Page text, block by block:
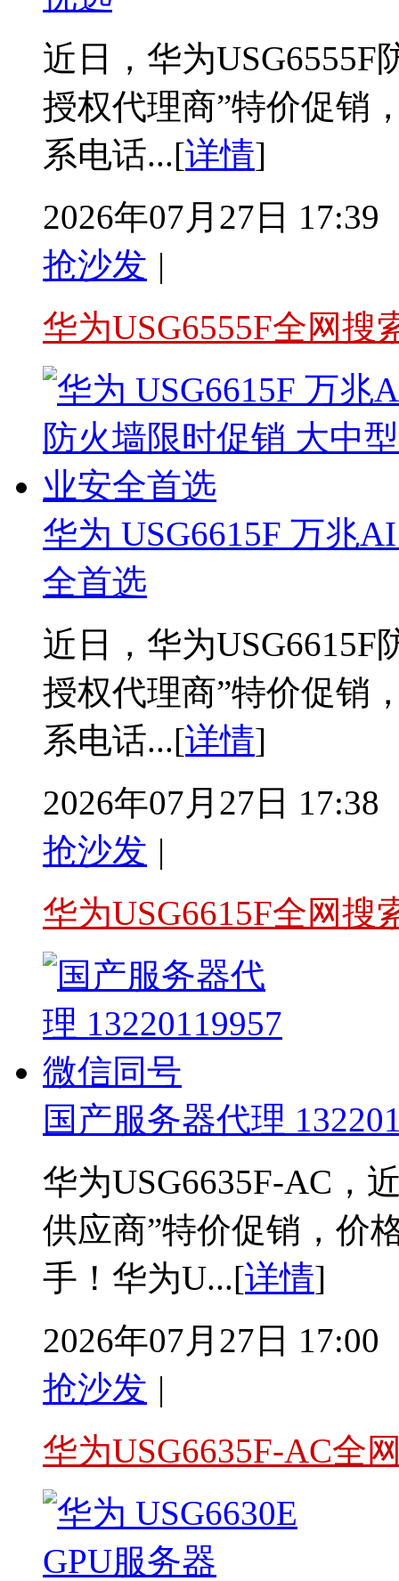
近日，华为USG6555F
授权代理商”特价促销
系电话...[详情]
2026年07月27日 17:39
抢沙发 |
华为USG6555F全网搜
华为 USG6615F 万兆
全首选
近日，华为USG6615F
授权代理商”特价促销
系电话...[详情]
2026年07月27日 17:38
抢沙发 |
华为USG6615F全网搜
国产服务器代理
华为USG6635F-AC，
供应商”特价促销，价
手！华为U...[详情]
2026年07月27日 17:00
抢沙发 |
华为USG6635F-AC全